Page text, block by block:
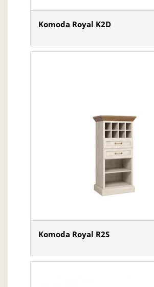
Komoda Royal K2D
Komoda Royal R2S